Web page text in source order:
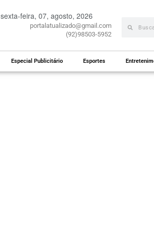
sexta-feira, 07, agosto, 2026
portalatualizado@gmail.com
(92)98503-5952
Especial Publicitário Esportes